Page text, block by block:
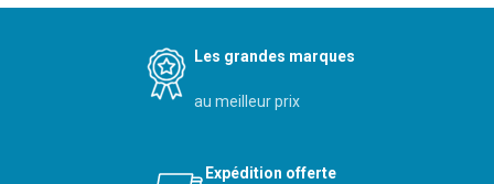
Les grandes marques
au meilleur prix
Expédition offerte